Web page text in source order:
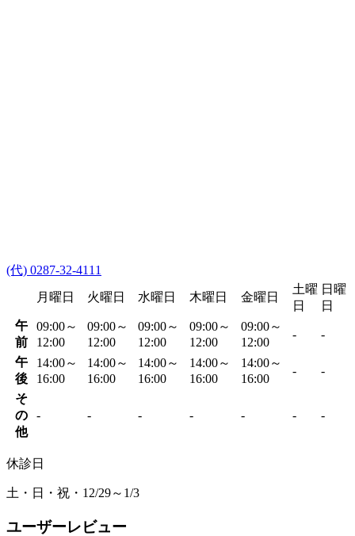
(代) 0287-32-4111
月曜日
火曜日 水曜日 木曜日 金曜日
土曜
日
日曜
日
午
前
09:00～
12:00
09:00～
12:00
09:00～
12:00
09:00～
12:00
09:00～
12:00
- -
午
後
14:00～
16:00
14:00～
16:00
14:00～
16:00
14:00～
16:00
14:00～
16:00
- -
そ
の
他
- - - - - - -
休診日
土・日・祝・12/29～1/3
ユーザーレビュー